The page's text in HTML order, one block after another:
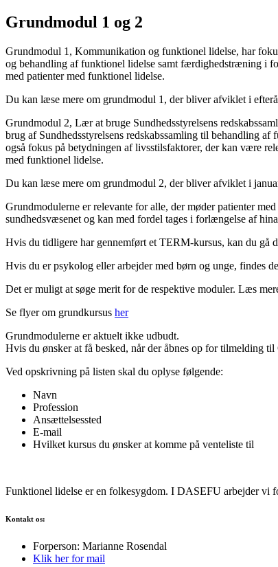
Grundmodul 1 og 2
Grundmodul 1, Kommunikation og funktionel lidelse, har
og behandling af funktionel lidelse samt færdighedstræning i
med patienter med funktionel lidelse.
Du kan læse mere om grundmodul 1, der bliver afviklet i
Grundmodul 2, Lær at bruge Sundhedsstyrelsens
brug af Sundhedsstyrelsens redskabssamling til behandling
også fokus på betydningen af livsstilsfaktorer, der kan være
med funktionel lidelse.
Du kan læse mere om grundmodul 2, der bliver afviklet i
Grundmodulerne er relevante for alle, der møder patienter
sundhedsvæsenet og kan med fordel tages i forlængelse af
Hvis du tidligere har gennemført et TERM-kursus, kan du gå
Hvis du er psykolog eller arbejder med børn og unge, findes
Det er muligt at søge merit for de respektive moduler. Læs
Se flyer om grundkursus her
Grundmodulerne er aktuelt ikke udbudt.
Hvis du ønsker at få besked, når der åbnes op for tilmelding
Ved opskrivning på listen skal du oplyse følgende:
Navn
Profession
Ansættelsessted
E-mail
Hvilket kursus du ønsker at komme på venteliste til
Funktionel lidelse er en folkesygdom. I DASEFU arbejder vi
Kontakt os:
Forperson: Marianne Rosendal
Klik her for mail